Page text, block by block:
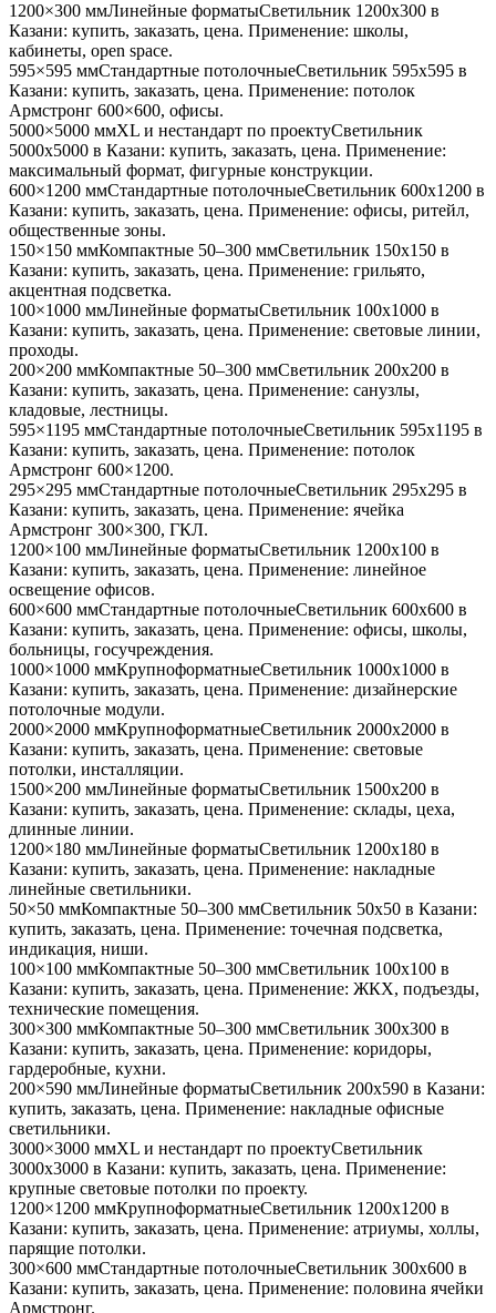
1200×300 ммЛинейные форматыСветильник 1200x300 в
Казани: купить, заказать, цена. Применение: школы,
кабинеты, open space.
595×595 ммСтандартные потолочныеСветильник 595x595 в
Казани: купить, заказать, цена. Применение: потолок
Армстронг 600×600, офисы.
5000×5000 ммXL и нестандарт по проектуСветильник
5000x5000 в Казани: купить, заказать, цена. Применение:
максимальный формат, фигурные конструкции.
600×1200 ммСтандартные потолочныеСветильник 600x1200 в
Казани: купить, заказать, цена. Применение: офисы, ритейл,
общественные зоны.
150×150 ммКомпактные 50–300 ммСветильник 150x150 в
Казани: купить, заказать, цена. Применение: грильято,
акцентная подсветка.
100×1000 ммЛинейные форматыСветильник 100x1000 в
Казани: купить, заказать, цена. Применение: световые линии,
проходы.
200×200 ммКомпактные 50–300 ммСветильник 200x200 в
Казани: купить, заказать, цена. Применение: санузлы,
кладовые, лестницы.
595×1195 ммСтандартные потолочныеСветильник 595x1195 в
Казани: купить, заказать, цена. Применение: потолок
Армстронг 600×1200.
295×295 ммСтандартные потолочныеСветильник 295x295 в
Казани: купить, заказать, цена. Применение: ячейка
Армстронг 300×300, ГКЛ.
1200×100 ммЛинейные форматыСветильник 1200x100 в
Казани: купить, заказать, цена. Применение: линейное
освещение офисов.
600×600 ммСтандартные потолочныеСветильник 600x600 в
Казани: купить, заказать, цена. Применение: офисы, школы,
больницы, госучреждения.
1000×1000 ммКрупноформатныеСветильник 1000x1000 в
Казани: купить, заказать, цена. Применение: дизайнерские
потолочные модули.
2000×2000 ммКрупноформатныеСветильник 2000x2000 в
Казани: купить, заказать, цена. Применение: световые
потолки, инсталляции.
1500×200 ммЛинейные форматыСветильник 1500x200 в
Казани: купить, заказать, цена. Применение: склады, цеха,
длинные линии.
1200×180 ммЛинейные форматыСветильник 1200x180 в
Казани: купить, заказать, цена. Применение: накладные
линейные светильники.
50×50 ммКомпактные 50–300 ммСветильник 50x50 в Казани:
купить, заказать, цена. Применение: точечная подсветка,
индикация, ниши.
100×100 ммКомпактные 50–300 ммСветильник 100x100 в
Казани: купить, заказать, цена. Применение: ЖКХ, подъезды,
технические помещения.
300×300 ммКомпактные 50–300 ммСветильник 300x300 в
Казани: купить, заказать, цена. Применение: коридоры,
гардеробные, кухни.
200×590 ммЛинейные форматыСветильник 200x590 в Казани:
купить, заказать, цена. Применение: накладные офисные
светильники.
3000×3000 ммXL и нестандарт по проектуСветильник
3000x3000 в Казани: купить, заказать, цена. Применение:
крупные световые потолки по проекту.
1200×1200 ммКрупноформатныеСветильник 1200x1200 в
Казани: купить, заказать, цена. Применение: атриумы, холлы,
парящие потолки.
300×600 ммСтандартные потолочныеСветильник 300x600 в
Казани: купить, заказать, цена. Применение: половина ячейки
Армстронг.